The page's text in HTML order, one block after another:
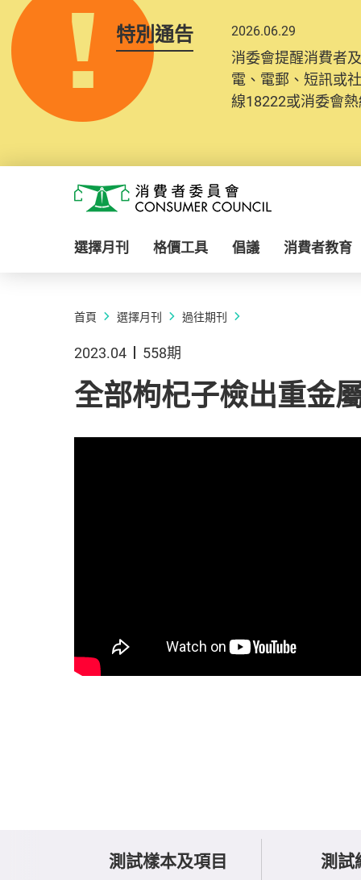
特別通告 2026.06.29
消委會提醒消費者
電、電郵、短訊或
線18222或消委會
消費者委員會
選擇月刊 格價工具 倡議 消費者教育
首頁 選擇月刊 過往期刊
2023.04 558期
全部枸杞子檢出重金
測試樣本及項目 測試